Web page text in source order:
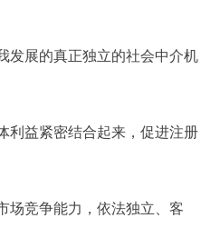
展的真正独立的社会中介机
益紧密结合起来，促进注册
竞争能力，依法独立、客